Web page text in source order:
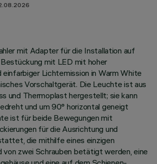
mit Adapter für die Installation auf
mit LED mit hoher
Lichtemission in Warm White
Vorschaltgerät. Die Leuchte ist aus
und Thermoplast hergestellt; sie kann
und um 90° horizontal geneigt
ist für beide Bewegungen mit
für die Ausrichtung und
die mithilfe eines einzigen
von zwei Schrauben betätigt werden, eine